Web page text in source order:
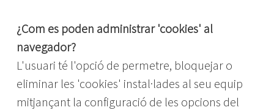
¿Com es poden administrar 'cookies' al
navegador?
L'usuari té l'opció de permetre, bloquejar o
eliminar les 'cookies' instal·lades al seu equip
mitjançant la configuració de les opcions del